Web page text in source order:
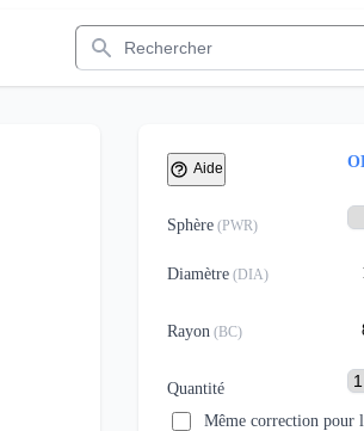
Rechercher
Aide
Sphère(PWR)
Diamètre(DIA)
Rayon(BC)
Quantité
Même correction pour